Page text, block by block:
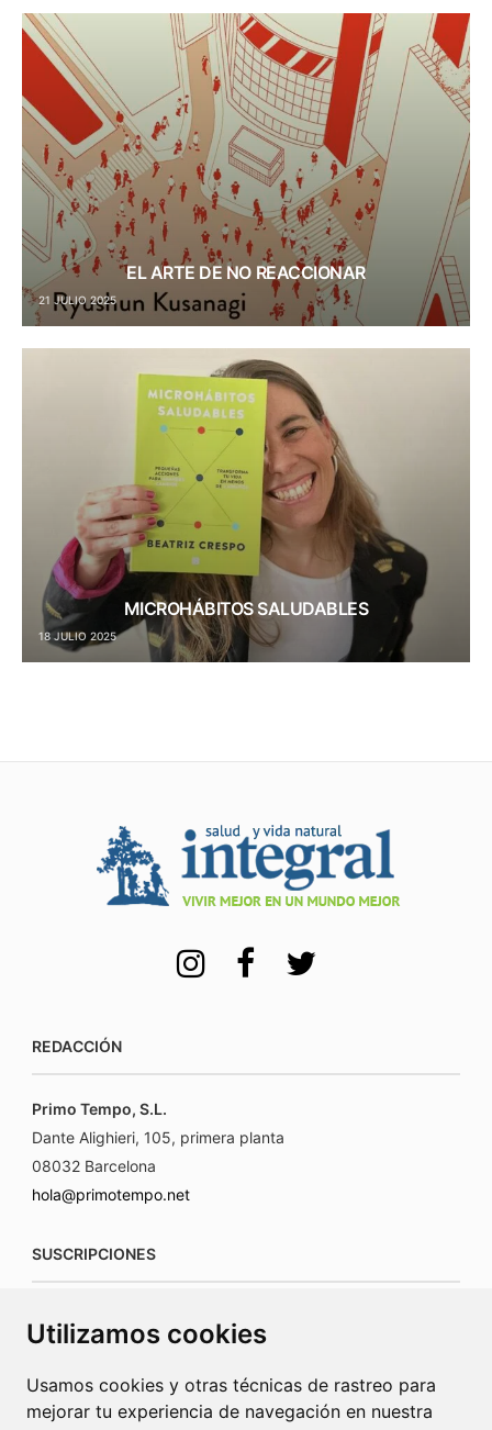
Utilizamos cookies
Usamos cookies y otras técnicas de rastreo para
mejorar tu experiencia de navegación en nuestra
EL ARTE DE NO REACCIONAR
21 JULIO 2025
MICROHÁBITOS SALUDABLES
18 JULIO 2025
REDACCIÓN
Primo Tempo, S.L.
Dante Alighieri, 105, primera planta
08032 Barcelona
hola@primotempo.net
SUSCRIPCIONES
www.connecorrevistas.com